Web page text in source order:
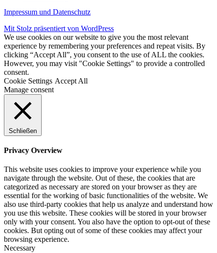
Impressum und Datenschutz
Mit Stolz präsentiert von WordPress
We use cookies on our website to give you the most relevant
experience by remembering your preferences and repeat visits. By
clicking “Accept All”, you consent to the use of ALL the cookies.
However, you may visit "Cookie Settings" to provide a controlled
consent.
Cookie Settings Accept All
Manage consent
Schließen
Privacy Overview
This website uses cookies to improve your experience while you
navigate through the website. Out of these, the cookies that are
categorized as necessary are stored on your browser as they are
essential for the working of basic functionalities of the website. We
also use third-party cookies that help us analyze and understand how
you use this website. These cookies will be stored in your browser
only with your consent. You also have the option to opt-out of these
cookies. But opting out of some of these cookies may affect your
browsing experience.
Necessary